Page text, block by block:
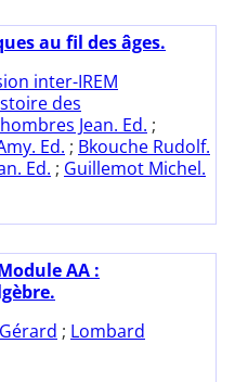
au fil des âges.
inter-IREM
des
Jean. Ed. ;
Ed. ; Bkouche Rudolf.
Ed. ; Guillemot Michel.
AA :
; Lombard